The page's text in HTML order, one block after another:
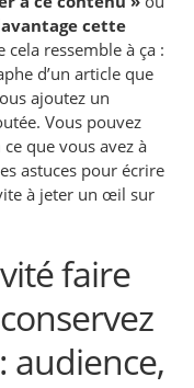
cette
cela ressemble à ça :
d’un article que
ajoutez un
Vous pouvez
que vous avez à
astuces pour écrire
à jeter un œil sur
faire
audience,